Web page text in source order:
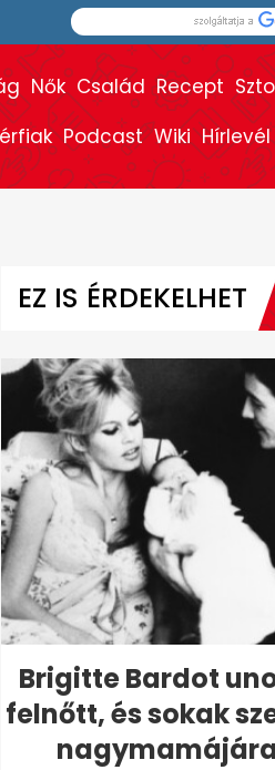
Nők Család Recept
Podcast Wiki Hírlevél
EZ IS ÉRDEKELHET
Brigitte Bardot
felnőtt, és sokak